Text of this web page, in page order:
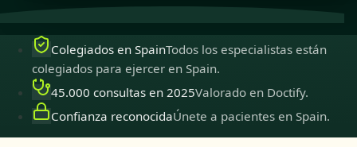
Colegiados en SpainTodos los especialistas están
colegiados para ejercer en Spain.
45.000 consultas en 2025Valorado en Doctify.
Confianza reconocidaÚnete a pacientes en Spain.